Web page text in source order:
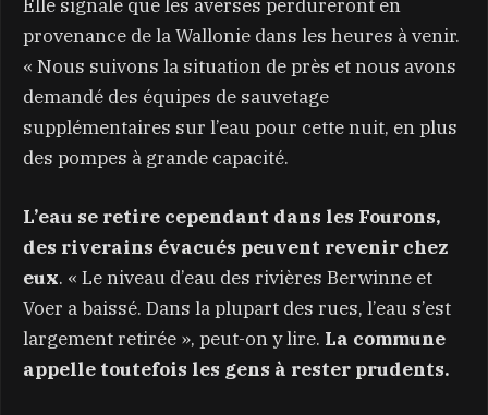
Elle signale que les averses perdureront en
provenance de la Wallonie dans les heures à venir.
« Nous suivons la situation de près et nous avons
demandé des équipes de sauvetage
supplémentaires sur l’eau pour cette nuit, en plus
des pompes à grande capacité.
L’eau se retire cependant dans les Fourons,
des riverains évacués peuvent revenir chez
eux. « Le niveau d’eau des rivières Berwinne et
Voer a baissé. Dans la plupart des rues, l’eau s’est
largement retirée », peut-on y lire. La commune
appelle toutefois les gens à rester prudents.